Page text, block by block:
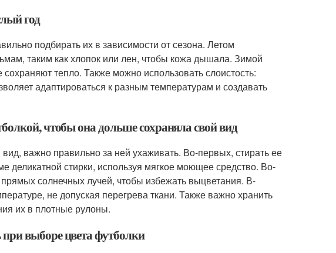
год
подбирать их в зависимости от сезона. Летом
таким как хлопок или лен, чтобы кожа дышала. Зимой
тепло. Также можно использовать слоистость:
адаптироваться к разным температурам и создавать
чтобы она дольше сохраняла свой вид
важно правильно за ней ухаживать. Во-первых, стирать ее
стирки, используя мягкое моющее средство. Во-
солнечных лучей, чтобы избежать выцветания. В-
не допуская перегрева ткани. Также важно хранить
их в плотные рулоны.
выборе цвета футболки